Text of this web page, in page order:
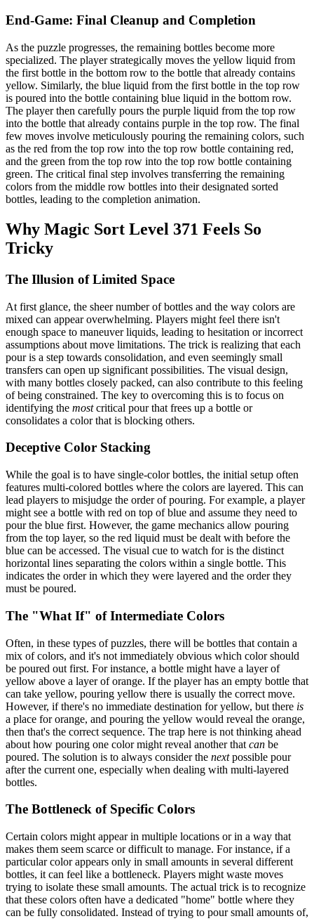
End-Game: Final Cleanup and Completion
As the puzzle progresses, the remaining bottles become more
specialized. The player strategically moves the yellow liquid from
the first bottle in the bottom row to the bottle that already contains
yellow. Similarly, the blue liquid from the first bottle in the top row
is poured into the bottle containing blue liquid in the bottom row.
The player then carefully pours the purple liquid from the top row
into the bottle that already contains purple in the top row. The final
few moves involve meticulously pouring the remaining colors, such
as the red from the top row into the top row bottle containing red,
and the green from the top row into the top row bottle containing
green. The critical final step involves transferring the remaining
colors from the middle row bottles into their designated sorted
bottles, leading to the completion animation.
Why Magic Sort Level 371 Feels So
Tricky
The Illusion of Limited Space
At first glance, the sheer number of bottles and the way colors are
mixed can appear overwhelming. Players might feel there isn't
enough space to maneuver liquids, leading to hesitation or incorrect
assumptions about move limitations. The trick is realizing that each
pour is a step towards consolidation, and even seemingly small
transfers can open up significant possibilities. The visual design,
with many bottles closely packed, can also contribute to this feeling
of being constrained. The key to overcoming this is to focus on
identifying the mostcritical pour that frees up a bottle or
consolidates a color that is blocking others.
Deceptive Color Stacking
While the goal is to have single-color bottles, the initial setup often
features multi-colored bottles where the colors are layered. This can
lead players to misjudge the order of pouring. For example, a player
might see a bottle with red on top of blue and assume they need to
pour the blue first. However, the game mechanics allow pouring
from the top layer, so the red liquid must be dealt with before the
blue can be accessed. The visual cue to watch for is the distinct
horizontal lines separating the colors within a single bottle. This
indicates the order in which they were layered and the order they
must be poured.
The "What If" of Intermediate Colors
Often, in these types of puzzles, there will be bottles that contain a
mix of colors, and it's not immediately obvious which color should
be poured out first. For instance, a bottle might have a layer of
yellow above a layer of orange. If the player has an empty bottle that
can take yellow, pouring yellow there is usually the correct move.
However, if there's no immediate destination for yellow, but there is
a place for orange, and pouring the yellow would reveal the orange,
then that's the correct sequence. The trap here is not thinking ahead
about how pouring one color might reveal another that can be
poured. The solution is to always consider the nextpossible pour
after the current one, especially when dealing with multi-layered
bottles.
The Bottleneck of Specific Colors
Certain colors might appear in multiple locations or in a way that
makes them seem scarce or difficult to manage. For instance, if a
particular color appears only in small amounts in several different
bottles, it can feel like a bottleneck. Players might waste moves
trying to isolate these small amounts. The actual trick is to recognize
that these colors often have a dedicated "home" bottle where they
can be fully consolidated. Instead of trying to pour small amounts of,